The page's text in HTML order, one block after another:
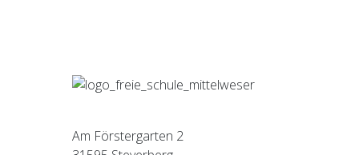
Am Förstergarten 2